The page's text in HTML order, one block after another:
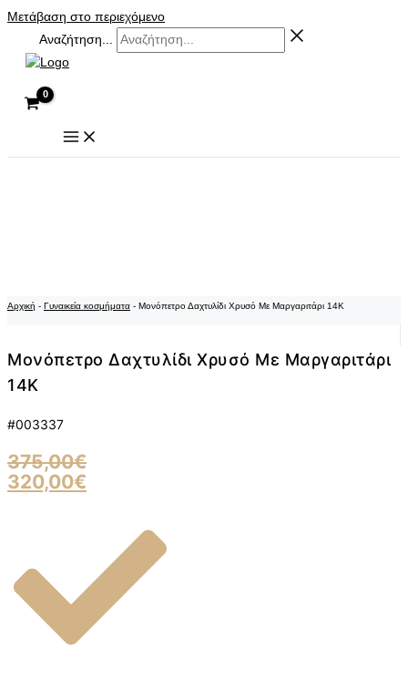
Μετάβαση στο περιεχόμενο
Αναζήτηση...
Αρχική - Γυναικεία κοσμήματα - Μονόπετρο Δαχτυλίδι Χρυσό Με Μαργαριτάρι 14K
Μονόπετρο Δαχτυλίδι Χρυσό Με Μαργαριτάρι
14K
#003337
375,00€
320,00€